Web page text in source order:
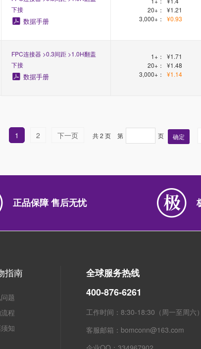
下接
数据手册
20+：
¥1.21
3,000+：
¥0.93
FPC连接器 >0.3间距 >1.0H翻盖
下接
数据手册
1+：
¥1.71
20+：
¥1.48
3,000+：
¥1.14
1 2 下一页 共 2 页 第 页 确定
正品保障 售后无忧
指南
题
程
知
全球服务热线
400-876-6261
工作时间：8:30-18:30（周一至周六）
客服邮箱：bomconn@163.com